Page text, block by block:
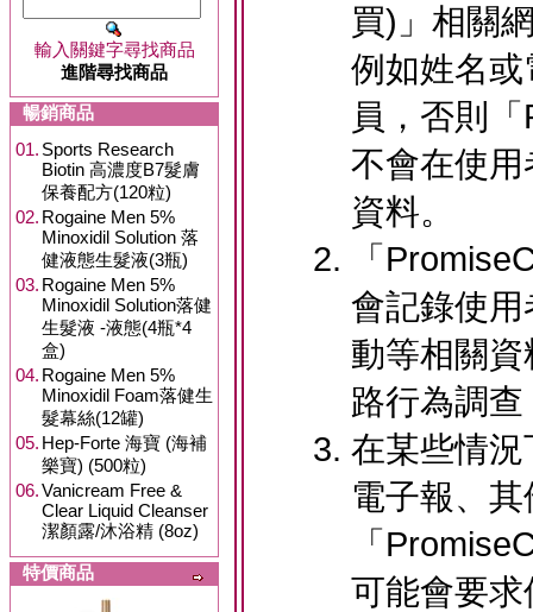
輸入關鍵字尋找商品
進階尋找商品
暢銷商品
01. Sports Research
Biotin 高濃度B7髮膚
保養配方(120粒)
02. Rogaine Men 5%
Minoxidil Solution 落
健液態生髮液(3瓶)
03. Rogaine Men 5%
Minoxidil Solution落健
生髮液 -液態(4瓶*4
盒)
04. Rogaine Men 5%
Minoxidil Foam落健生
髮幕絲(12罐)
05. Hep-Forte 海寶 (海補
樂寶) (500粒)
06.Vanicream Free &
Clear Liquid Cleanser
潔顏露/沐浴精 (8oz)
特價商品
買)」相關
例如姓名
員，否則
不會在使
資料。
「
會記錄使
動等相關
路行為調
在某些情
電子報、
「
可能會要